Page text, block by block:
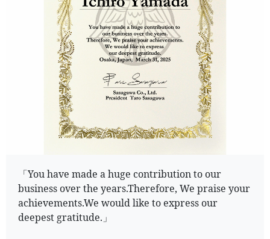
「You have made a huge contribution to our
business over the years.Therefore, We praise your
achievements.We would like to express our
deepest gratitude.」